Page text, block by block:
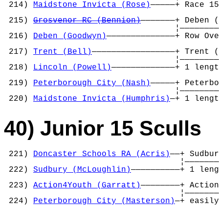
214) Maidstone Invicta (Rose)—————+
215) Grosvenor RC (Bennion)———————+
216) Deben (Goodwyn)
217) Trent (Bell)
218) Lincoln (Powell)—————————————+
219) Peterborough City (Nash)—————+
220) Maidstone Invicta (Humphris)—+
40) Junior 15 Sculls
221) Doncaster Schools RA (Acris)——+
222) Sudbury (McLoughlin)
223) Action4Youth (Garratt)————————+
224)
Peterborough City (Masterson)—+